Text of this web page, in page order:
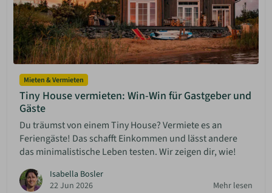
Mieten & Vermieten
Tiny House vermieten: Win-Win für Gastgeber und
Gäste
Du träumst von einem Tiny House? Vermiete es an
Feriengäste! Das schafft Einkommen und lässt andere
das minimalistische Leben testen. Wir zeigen dir, wie!
Isabella Bosler
22 Jun 2026
Mehr lesen